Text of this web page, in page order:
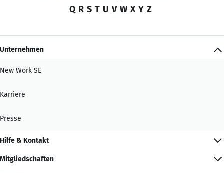
Q R S T U V W X Y Z
Unternehmen
New Work SE
Karriere
Presse
Hilfe & Kontakt
Mitgliedschaften